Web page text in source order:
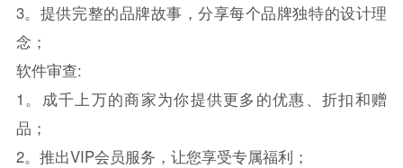
3。提供完整的品牌故事，分享每个品牌独特的设计理
念；
软件审查:
1。成千上万的商家为你提供更多的优惠、折扣和赠
品；
2。推出VIP会员服务，让您享受专属福利；